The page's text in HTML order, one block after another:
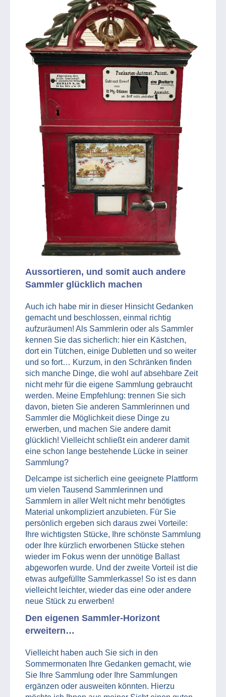
Aussortieren, und somit auch andere
Sammler glücklich machen
Auch ich habe mir in dieser Hinsicht Gedanken
gemacht und beschlossen, einmal richtig
aufzuräumen! Als Sammlerin oder als Sammler
kennen Sie das sicherlich: hier ein Kästchen,
dort ein Tütchen, einige Dubletten und so weiter
und so fort… Kurzum, in den Schränken finden
sich manche Dinge, die wohl auf absehbare Zeit
nicht mehr für die eigene Sammlung gebraucht
werden. Meine Empfehlung: trennen Sie sich
davon, bieten Sie anderen Sammlerinnen und
Sammler die Möglichkeit diese Dinge zu
erwerben, und machen Sie andere damit
glücklich! Vielleicht schließt ein anderer damit
eine schon lange bestehende Lücke in seiner
Sammlung?
Delcampe ist sicherlich eine geeignete Plattform
um vielen Tausend Sammlerinnen und
Sammlern in aller Welt nicht mehr benötigtes
Material unkompliziert anzubieten. Für Sie
persönlich ergeben sich daraus zwei Vorteile:
Ihre wichtigsten Stücke, Ihre schönste Sammlung
oder Ihre kürzlich erworbenen Stücke stehen
wieder im Fokus wenn der unnötige Ballast
abgeworfen wurde. Und der zweite Vorteil ist die
etwas aufgefüllte Sammlerkasse! So ist es dann
vielleicht leichter, wieder das eine oder andere
neue Stück zu erwerben!
Den eigenen Sammler-Horizont
erweitern…
Vielleicht haben auch Sie sich in den
Sommermonaten Ihre Gedanken gemacht, wie
Sie Ihre Sammlung oder Ihre Sammlungen
ergänzen oder ausweiten könnten. Hierzu